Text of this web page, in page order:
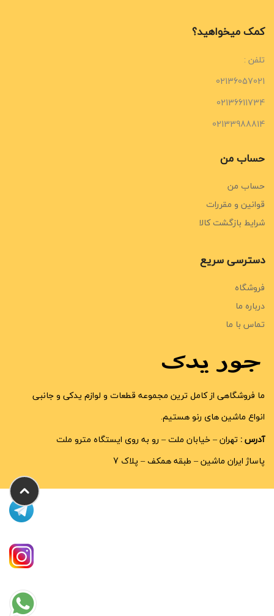
کمک میخواهید؟
تلفن :
02136057021
02136611734
02133988814
حساب من
حساب من
قوانین و مقررات
شرایط بازگشت کالا
دسترسی سریع
فروشگاه
درباره ما
تماس با ما
ما فروشگاهی از کامل ترین مجموعه قطعات و لوازم یدکی و جانبی
انواع ماشین های رنو هستیم.
آدرس : تهران – خیابان ملت – رو به روی ایستگاه مترو ملت
پاساژ ایران ماشین – طبقه همکف – پلاک 7